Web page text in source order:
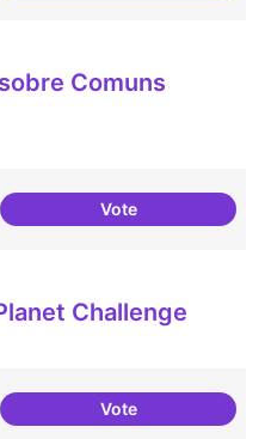
Comuns
VoteUn parell de
Challenge
VoteDPI for People